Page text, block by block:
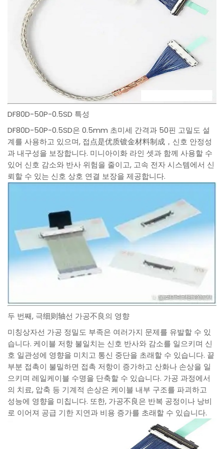
DF80D-50P-0.5SD 특성
DF80D-50P-0.5SD은 0.5mm 초미세 간격과 50핀 고밀도 설
계를 사용하고 있으며, 접点是优质镀金材料制成，신호 안정성
과 내구성을 보장합니다. 미니아이화 라인 셋과 함께 사용할 수
있어 신호 감소와 반사 위험을 줄이고, 고속 전자 시스템에서 신
뢰할 수 있는 신호 상호 연결 보장을 제공합니다.
두 번째, 극细则轴선 가공不良의 영향
미칭상자선 가공 정밀도 부족은 여러가지 문제를 유발할 수 있
습니다. 케이블 저항 불일치는 신호 반사와 감소를 일으키며 신
호 일관성에 영향을 미치고 통신 중단을 초래할 수 있습니다. 끝
부분 접촉이 불밀하면 접촉 저항이 증가하고 산화나 손상을 일
으키며 레일케이블 수명을 단축할 수 있습니다. 가공 과정에서
의 치료, 압축 등 기계적 손상은 케이블 내부 구조를 파괴하고
성능에 영향을 미칩니다. 또한, 가공不良은 반복 공정이나 낭비
로 이어져 공급 기한 지연과 비용 증가를 초래할 수 있습니다.